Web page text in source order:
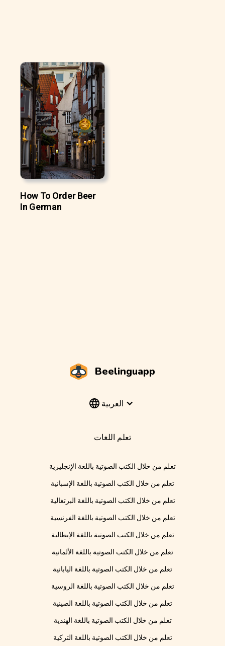
How To Order Beer
In German
Beelinguapp
العربية
تعلم اللغات
تعلم من خلال الكتب الصوتية باللغة الإنجليزية
تعلم من خلال الكتب الصوتية باللغة الإسبانية
تعلم من خلال الكتب الصوتية باللغة البرتغالية
تعلم من خلال الكتب الصوتية باللغة الفرنسية
تعلم من خلال الكتب الصوتية باللغة الإيطالية
تعلم من خلال الكتب الصوتية باللغة الألمانية
تعلم من خلال الكتب الصوتية باللغة اليابانية
تعلم من خلال الكتب الصوتية باللغة الروسية
تعلم من خلال الكتب الصوتية باللغة الصينية
تعلم من خلال الكتب الصوتية باللغة الهندية
تعلم من خلال الكتب الصوتية باللغة التركية